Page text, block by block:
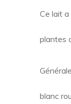
Ce lait a
plantes
blanc